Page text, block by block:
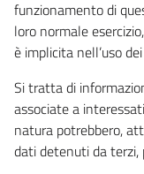
funzionamento di
loro normale
è implicita nell’uso
Si tratta di
associate a
natura potrebbero,
dati detenuti da